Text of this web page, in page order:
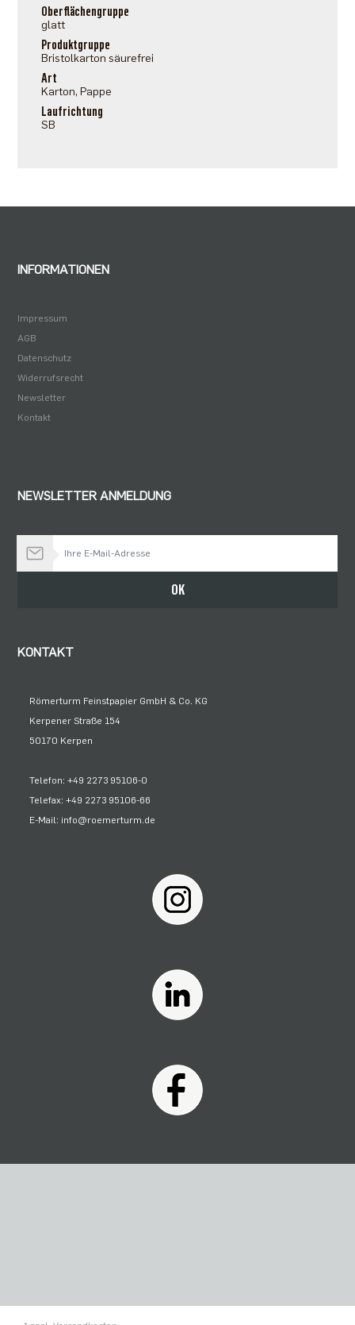
Oberflächengruppe
glatt
Produktgruppe
Bristolkarton säurefrei
Art
Karton, Pappe
Laufrichtung
SB
INFORMATIONEN
Impressum
AGB
Datenschutz
Widerrufsrecht
Newsletter
Kontakt
NEWSLETTER ANMELDUNG
OK
KONTAKT
Römerturm Feinstpapier GmbH & Co. KG
Kerpener Straße 154
50170 Kerpen
Telefon: +49 2273 95106-0
Telefax: +49 2273 95106-66
E-Mail: info@roemerturm.de